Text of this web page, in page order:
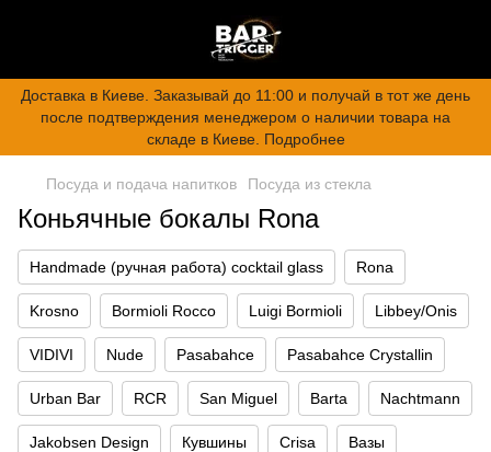
Доставка в Киеве. Заказывай до 11:00 и получай в тот же день
после подтверждения менеджером о наличии товара на
складе в Киеве. Подробнее
Посуда и подача напитков Посуда из стекла
Коньячные бокалы Rona
Handmade (ручная работа) cocktail glass Rona
Krosno Bormioli Rocco Luigi Bormioli Libbey/Onis
VIDIVI Nude Pasabahce Pasabahce Crystallin
Urban Bar RCR San Miguel Barta Nachtmann
Jakobsen Design Кувшины Crisa Вазы